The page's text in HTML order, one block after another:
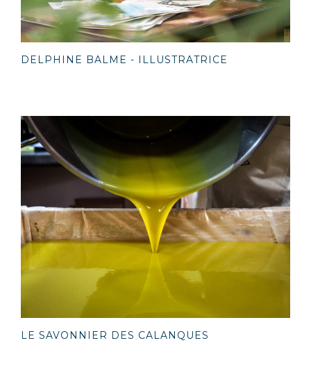
DELPHINE BALME - ILLUSTRATRICE
LE SAVONNIER DES CALANQUES